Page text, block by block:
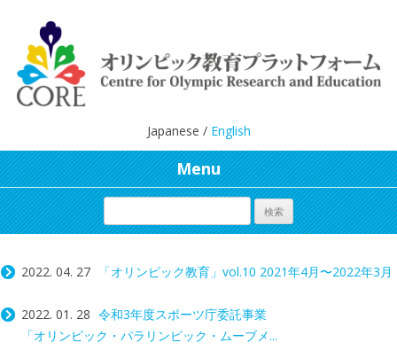
Japanese / English
Menu
2022. 04. 27 「オリンピック教育」vol.10 2021年4月〜2022年3月
2022. 01. 28 令和3年度スポーツ庁委託事業
「オリンピック・パラリンピック・ムーブメ...